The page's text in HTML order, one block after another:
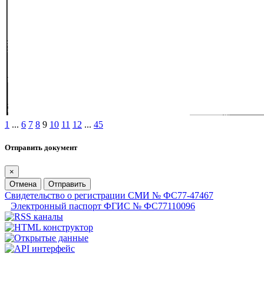
1 ... 6 7 8 9 10 11 12 ... 45
Отправить документ
×
Отмена
Отправить
Свидетельство о регистрации СМИ № ФС77-47467
Электронный паспорт ФГИС № ФС77110096